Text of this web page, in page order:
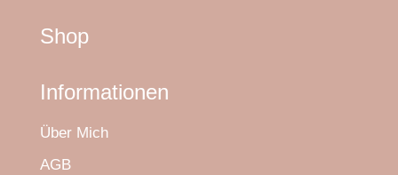
Shop
Informationen
Über Mich
AGB